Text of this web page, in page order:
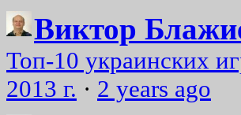
Виктор
Топ-10 украинских
2013 г. · 2 years ago